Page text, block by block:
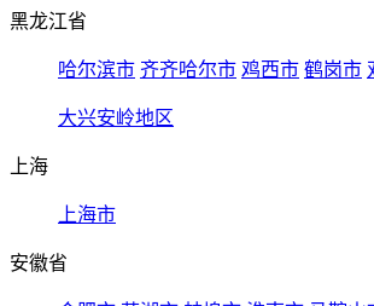
黑龙江省
哈尔滨市 齐齐哈尔市 鸡西市 鹤岗市
大兴安岭地区
上海
上海市
安徽省